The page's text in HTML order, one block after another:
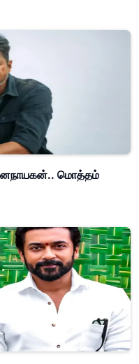
ஜனநாயகன்.. மொத்தம்